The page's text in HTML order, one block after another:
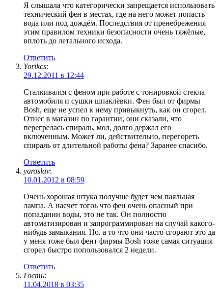
Я слышала что категорически запрещается использовать
технический фен в местах, где на него может попасть
вода или под дождём. Последствия от пренебрежения
этим правилом техники безопасности очень тяжёлые,
вплоть до летального исхода.
Ответить
Yorikcs:
29.12.2011 в 12:44
Сталкивался с феном при работе с тонировкой стекла
автомобиля и сушки шпаклёвки. Фен был от фирмы
Bosh, еще не успел к нему привыкнуть, как он сгорел.
Отнес в магазин по гарантии, они сказали, что
перегрелась спираль, мол, долго держал его
включенным. Может ли, действительно, перегореть
спираль от длительной работы фена? Заранее спасибо.
Ответить
yaroslav:
10.01.2012 в 08:59
Очень хорошая штука получше будет чем паяльная
лампа. А насчет тогоь что фен очень опасный при
попадании воды, это не так. Он полностю
автоматизирован и запрограммирован на случай какого-
нибудь замыкания. Но. а то что они часто сгорают это да
у меня тоже был фент фирмы Bosh тоже самая ситуация
сгорел быстро попользовался 2 недели.
Ответить
Гость:
11.04.2018 в 03:35